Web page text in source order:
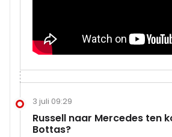
3 juli 09:29
Russell naar Mercedes ten
Bottas?